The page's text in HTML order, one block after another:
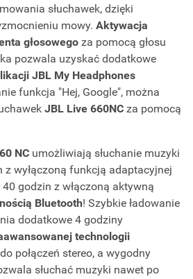
słuchawek, dzięki
mowy. Aktywacja
głosowego za pomocą głosu
pozwala uzyskać dodatkowe
JBL My Headphones
funkcja "Hej, Google", można
JBL Live 660NC za pomocą
NC umożliwiają słuchanie muzyki
z wyłączoną funkcją adaptacyjnej
godzin z włączoną aktywną
Bluetooth! Szybkie ładowanie
dodatkowe 4 godziny
technologii
połączeń stereo, a wygodny
słuchać muzyki nawet po